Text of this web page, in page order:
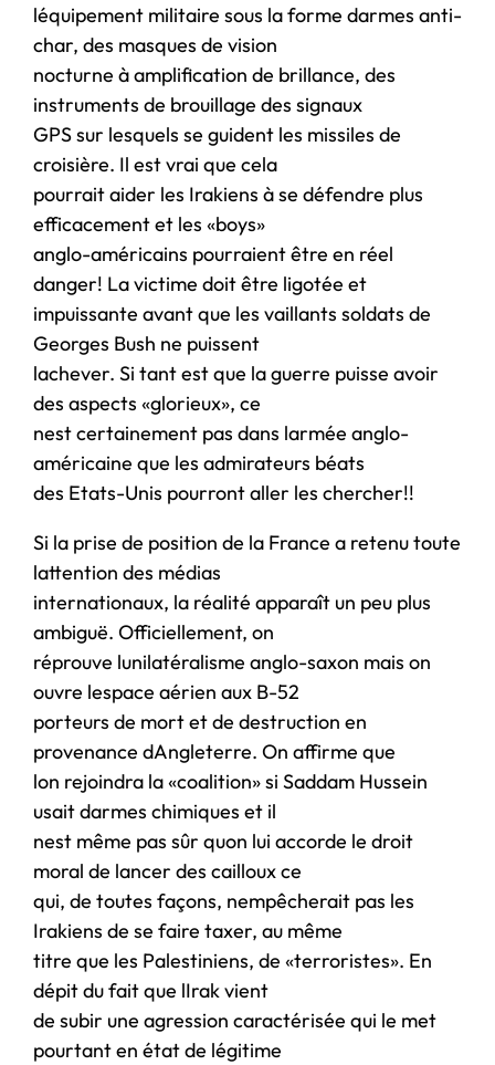
léquipement militaire sous la forme darmes anti-
char, des masques de vision
nocturne à amplification de brillance, des
instruments de brouillage des signaux
GPS sur lesquels se guident les missiles de
croisière. Il est vrai que cela
pourrait aider les Irakiens à se défendre plus
efficacement et les «boys»
anglo-américains pourraient être en réel
danger! La victime doit être ligotée et
impuissante avant que les vaillants soldats de
Georges Bush ne puissent
lachever. Si tant est que la guerre puisse avoir
des aspects «glorieux», ce
nest certainement pas dans larmée anglo-
américaine que les admirateurs béats
des Etats-Unis pourront aller les chercher!!
Si la prise de position de la France a retenu toute
lattention des médias
internationaux, la réalité apparaît un peu plus
ambiguë. Officiellement, on
réprouve lunilatéralisme anglo-saxon mais on
ouvre lespace aérien aux B-52
porteurs de mort et de destruction en
provenance dAngleterre. On affirme que
lon rejoindra la «coalition» si Saddam Hussein
usait darmes chimiques et il
nest même pas sûr quon lui accorde le droit
moral de lancer des cailloux ce
qui, de toutes façons, nempêcherait pas les
Irakiens de se faire taxer, au même
titre que les Palestiniens, de «terroristes». En
dépit du fait que lIrak vient
de subir une agression caractérisée qui le met
pourtant en état de légitime